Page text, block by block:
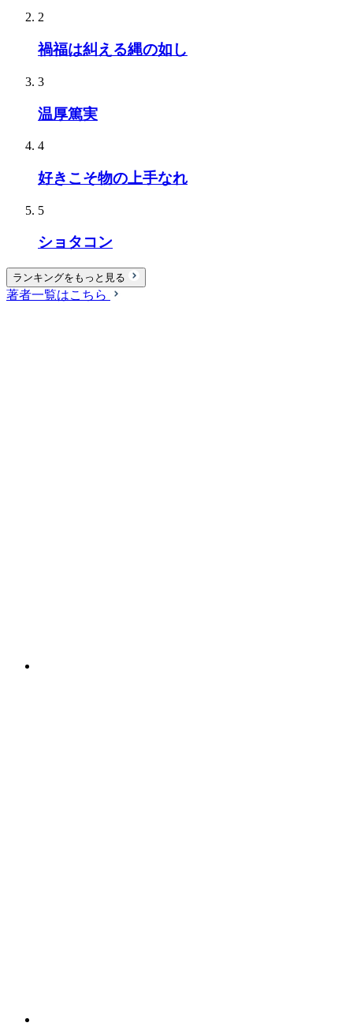
2
禍福は糾える縄の如し
3
温厚篤実
4
好きこそ物の上手なれ
5
ショタコン
ランキングをもっと見る
著者一覧はこちら